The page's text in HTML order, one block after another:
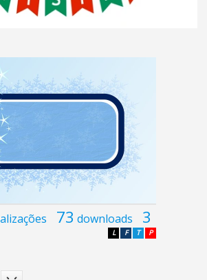
73 downloads 3
P
T
F
L